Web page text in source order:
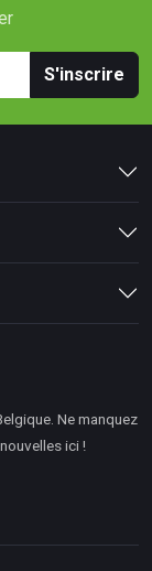
S'inscrire
Ne manquez
ici !